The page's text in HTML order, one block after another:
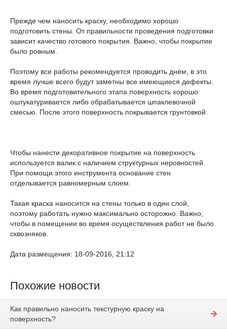
Прежде чем наносить краску, необходимо хорошо
подготовить стены. От правильности проведения подготовки
зависит качество готового покрытия. Важно, чтобы покрытие
было ровным.
Поэтому все работы рекомендуется проводить днём, в это
время лучше всего будут заметны все имеющиеся дефекты.
Во время подготовительного этапа поверхность хорошо
оштукатуривается либо обрабатывается шпаклевочной
смесью. После этого поверхность покрывается грунтовкой.
Чтобы нанести декоративное покрытие на поверхность
используется валик с наличием структурных неровностей.
При помощи этого инструмента основание стен
отделывается равномерным слоем.
Такая краска наносится на стены только в один слой,
поэтому работать нужно максимально осторожно. Важно,
чтобы в помещении во время осуществления работ не было
сквозняков.
Дата размещения: 18-09-2016, 21:12
Похожие новости
Как правильно наносить текстурную краску на
поверхность?